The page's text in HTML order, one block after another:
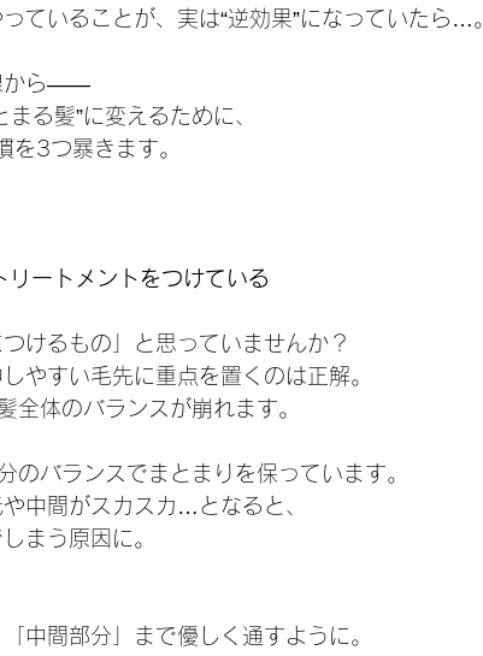
ていることが、実は“逆効果”になっていたら…
から——
る髪”に変えるために、
を3つ暴きます。
ートメントをつけている
けるもの」と思っていませんか？
やすい毛先に重点を置くのは正解。
体のバランスが崩れます。
のバランスでまとまりを保っています。
中間がスカスカ…となると、
まう原因に。
中間部分」まで優しく通すように。